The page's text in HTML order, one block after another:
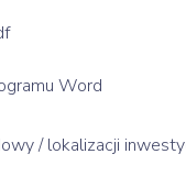
Word
/ lokalizacji